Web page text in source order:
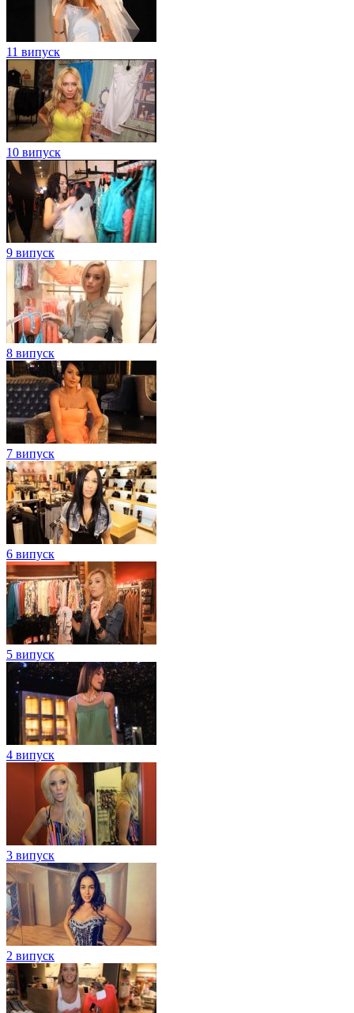
11 випуск
10 випуск
9 випуск
8 випуск
7 випуск
6 випуск
5 випуск
4 випуск
3 випуск
2 випуск